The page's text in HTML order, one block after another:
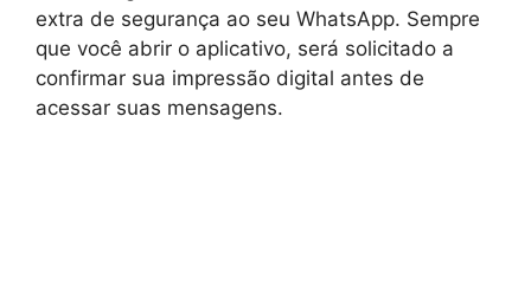
extra de segurança ao seu WhatsApp. Sempre
que você abrir o aplicativo, será solicitado a
confirmar sua impressão digital antes de
acessar suas mensagens.